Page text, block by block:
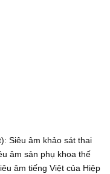
Siêu âm khảo sát thai
âm sản phụ khoa thế
âm tiếng Việt của Hiệp